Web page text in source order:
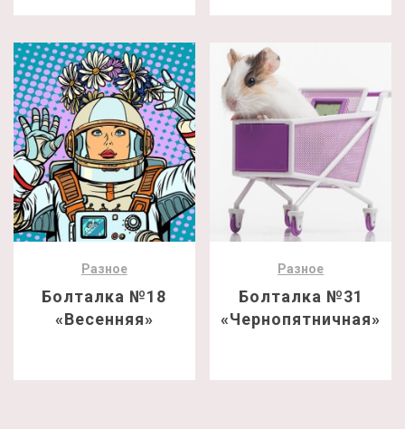
Разное
Болталка №18
«Весенняя»
Разное
Болталка №31
«Чернопятничная»